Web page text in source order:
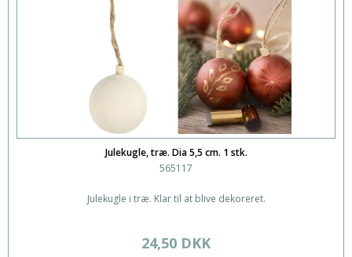
Julekugle, træ. Dia 5,5 cm. 1 stk.
565117
Julekugle i træ. Klar til at blive dekoreret.
24,50 DKK